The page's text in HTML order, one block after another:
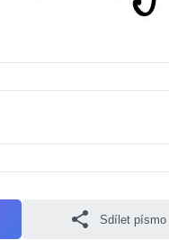
Sdílet písmo